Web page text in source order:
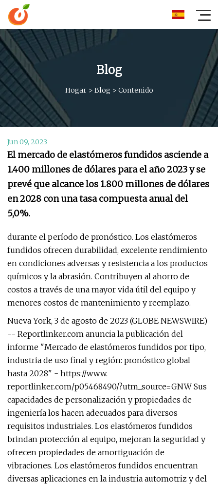
Blog
Hogar> Blog > Contenido
Jun 09, 2023
El mercado de elastómeros fundidos asciende a
1.400 millones de dólares para el año 2023 y se
prevé que alcance los 1.800 millones de dólares
en 2028 con una tasa compuesta anual del
5,0%.
durante el período de pronóstico. Los elastómeros
fundidos ofrecen durabilidad, excelente rendimiento
en condiciones adversas y resistencia a los productos
químicos y la abrasión. Contribuyen al ahorro de
costos a través de una mayor vida útil del equipo y
menores costos de mantenimiento y reemplazo.
Nueva York, 3 de agosto de 2023 (GLOBE NEWSWIRE)
-- Reportlinker.com anuncia la publicación del
informe "Mercado de elastómeros fundidos por tipo,
industria de uso final y región: pronóstico global
hasta 2028" - https://www.
reportlinker.com/p05468490/?utm_source=GNW Sus
capacidades de personalización y propiedades de
ingeniería los hacen adecuados para diversos
requisitos industriales. Los elastómeros fundidos
brindan protección al equipo, mejoran la seguridad y
ofrecen propiedades de amortiguación de
vibraciones. Los elastómeros fundidos encuentran
diversas aplicaciones en la industria automotriz y del